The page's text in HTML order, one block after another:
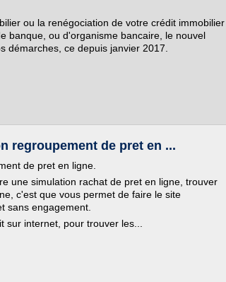
ou la renégociation de votre crédit immobilier
banque, ou d'organisme bancaire, le nouvel
démarches, ce depuis janvier 2017.
regroupement de pret en ...
de pret en ligne.
une simulation rachat de pret en ligne, trouver
c'est que vous permet de faire le site
sans engagement.
internet, pour trouver les...